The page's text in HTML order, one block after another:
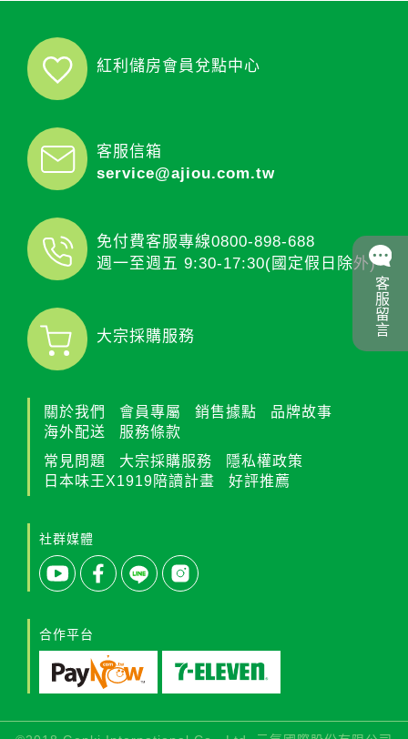
紅利儲房會員兌點中心
客服信箱
service@ajiou.com.tw
免付費客服專線0800-898-688
週一至週五 9:30-17:30(國定假日除外)
大宗採購服務
關於我們 會員專屬 銷售據點
品牌故事
海外配送
服務條款
常見問題
大宗採購服務
隱私權政策
日本味王X1919陪讀計畫
好評推薦
社群媒體
合作平台
客服留言